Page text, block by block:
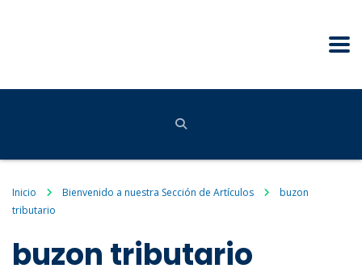
Inicio Bienvenido a nuestra Sección de Artículos
buzon
tributario
buzon tributario